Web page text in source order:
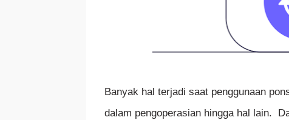
Banyak hal terjadi saat penggunaan
dalam pengoperasian hingga hal lain.